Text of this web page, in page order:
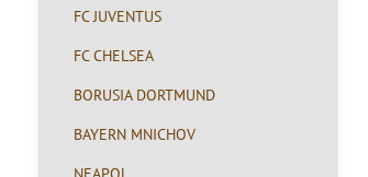
FC JUVENTUS
FC CHELSEA
BORUSIA DORTMUND
BAYERN MNICHOV